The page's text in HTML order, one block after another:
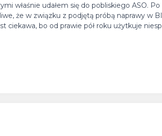
właśnie udałem się do pobliskiego ASO.
że w związku z podjętą próbą naprawy w
ciekawa, bo od prawie pół roku użytkuje